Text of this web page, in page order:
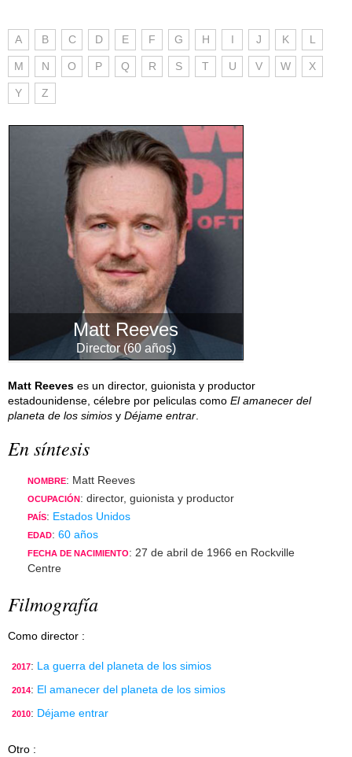
A B C D E F G H I J K L
M N O P Q R S T U V W X
Y Z
Matt Reeves
Director (60 años)
Matt Reeves es un director, guionista y productor
estadounidense, célebre por peliculas como El amanecer del
planeta de los simios y Déjame entrar
En síntesis
NOMBRE: Matt Reeves
OCUPACIÓN : director, guionista y productor
PAÍS: Estados Unidos
EDAD: 60 años
FECHA DE NACIMIENTO: 27 de abril de 1966 en Rockville
Centre
Filmografía
Como director :
2017: La guerra del planeta de los simios
2014: El amanecer del planeta de los simios
2010: Déjame entrar
Otro :